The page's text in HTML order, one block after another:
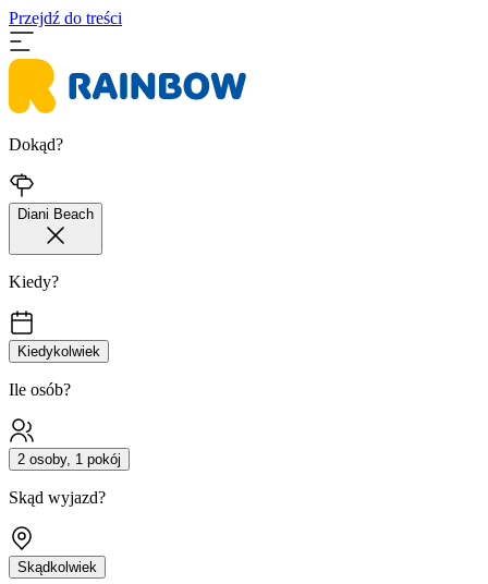
Przejdź do treści
Dokąd?
Diani Beach
Kiedy?
Kiedykolwiek
Ile osób?
2 osoby, 1 pokój
Skąd wyjazd?
Skądkolwiek